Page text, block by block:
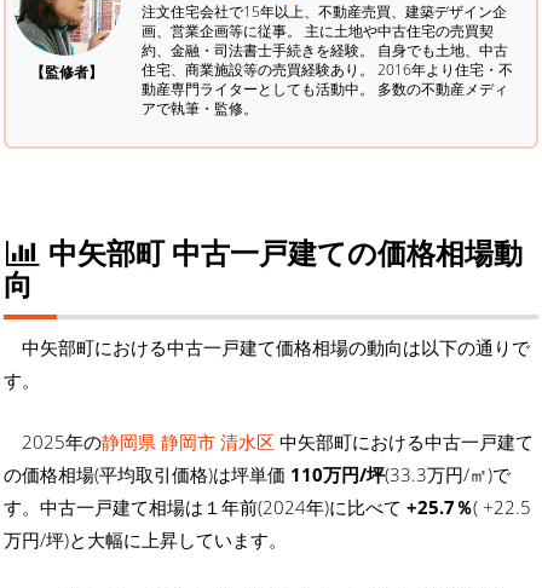
【監修者】
注文住宅会社で15年以上、不動産売買、建築デザイン企
画、営業企画等に従事。 主に土地や中古住宅の売買契
約、金融・司法書士手続きを経験。 自身でも土地、中古
住宅、商業施設等の売買経験あり。 2016年より住宅・不
動産専門ライターとしても活動中。 多数の不動産メディ
アで執筆・監修。
中矢部町 中古一戸建ての価格相場動
向
中矢部町における中古一戸建て価格相場の動向は以下の通りで
す。
2025年の静岡県 静岡市 清水区 中矢部町における中古一戸建て
の価格相場(平均取引価格)は坪単価 110万円/坪(33.3万円/㎡)で
す。中古一戸建て相場は１年前(2024年)に比べて +25.7％( +22.5
万円/坪)と大幅に上昇しています。